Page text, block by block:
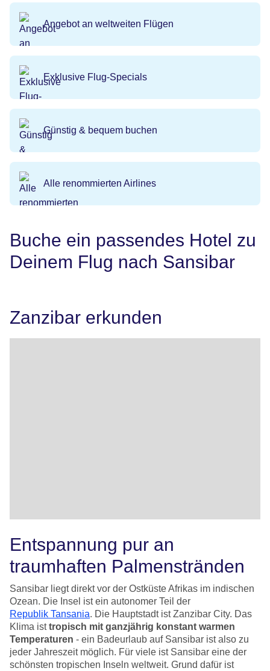
Angebot an weltweiten Flügen
Exklusive Flug-Specials
Günstig & bequem buchen
Alle renommierten Airlines
Buche ein passendes Hotel zu
Deinem Flug nach Sansibar
Zanzibar erkunden
Entspannung pur an
traumhaften Palmenstränden
Sansibar liegt direkt vor der Ostküste Afrikas im indischen
Ozean. Die Insel ist ein autonomer Teil der
Republik Tansania. Die Hauptstadt ist Zanzibar City. Das
Klima isttropisch mit ganzjährig konstant warmen
Temperaturen - ein Badeurlaub auf Sansibar ist also zu
jeder Jahreszeit möglich. Für viele ist Sansibar eine der
schönsten tropischen Inseln weltweit. Grund dafür ist